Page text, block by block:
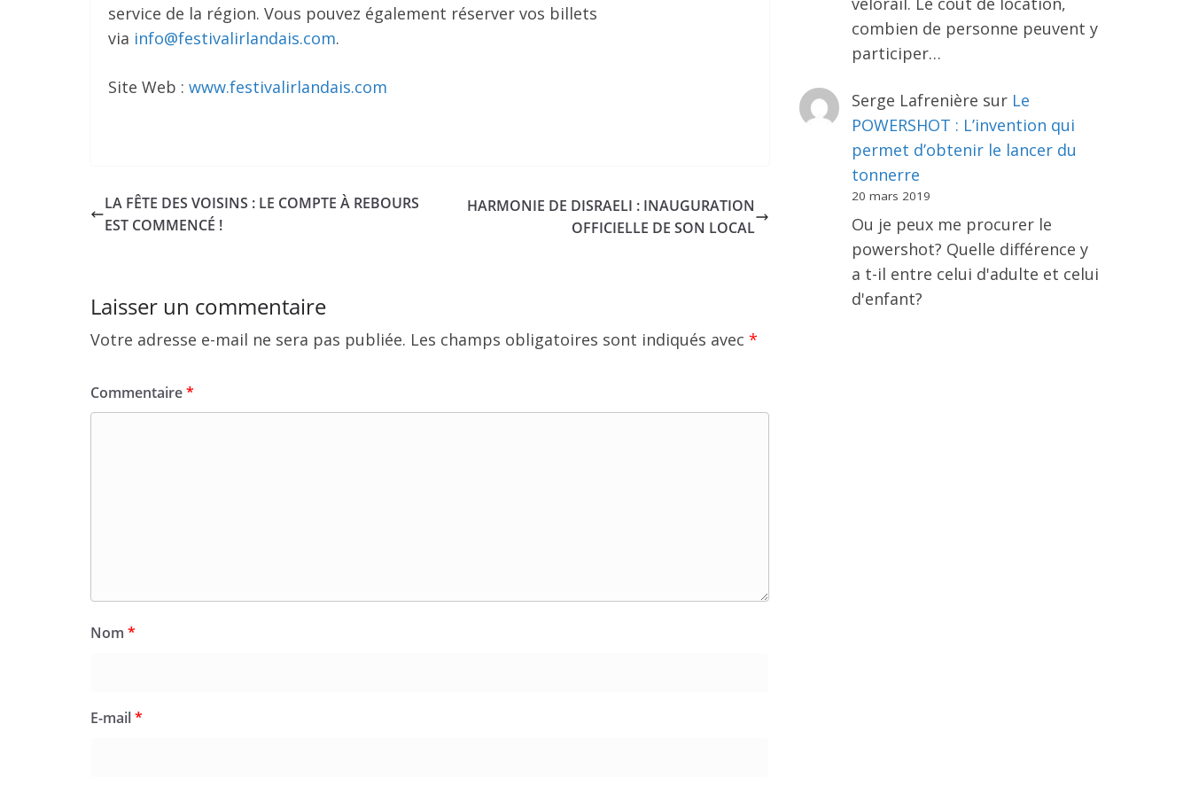
service de la région. Vous pouvez également réserver vos billets
via info@festivalirlandais.com.
Site Web : www.festivalirlandais.com
LA FÊTE DES VOISINS : LE COMPTE À REBOURS
EST COMMENCÉ !
HARMONIE DE DISRAELI : INAUGURATION
OFFICIELLE DE SON LOCAL
Laisser un commentaire
Votre adresse e-mail ne sera pas publiée. Les champs obligatoires sont indiqués avec *
Commentaire*
Nom *
E-mail*
combien de personne peuvent y
participer…
Serge Lafrenière sur Le
POWERSHOT : L’invention qui
permet d’obtenir le lancer du
tonnerre
20 mars 2019
Ou je peux me procurer le
powershot? Quelle différence y
a t-il entre celui d'adulte et celui
d'enfant?